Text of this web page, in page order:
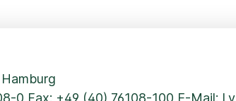
0 Fax: +49 (40) 76108-100 E-Mail: